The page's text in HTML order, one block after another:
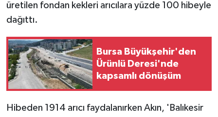
üretilen fondan kekleri arıcılara yüzde 100 hibeyle
dağıttı.
Bursa Büyükşehir'den
Ürünlü Deresi'nde
kapsamlı dönüşüm
Hibeden 1914 arıcı faydalanırken Akın, 'Balıkesir